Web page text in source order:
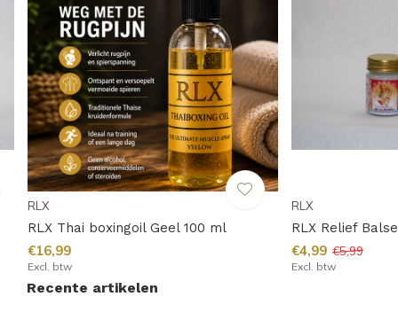
RLX
RLX Thai boxingoil Geel 100 ml
€16,99
Excl. btw
RLX
RLX Relief
€4,99 €5,99
Excl. btw
Recente artikelen